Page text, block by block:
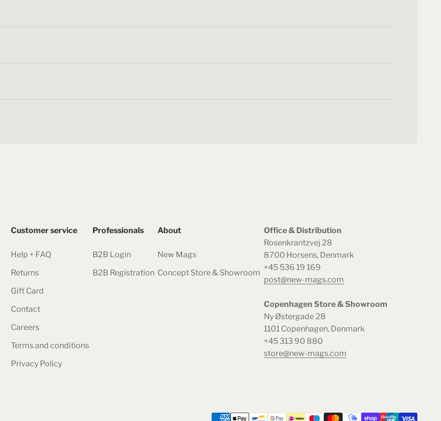
Customer service
Help + FAQ
Returns
Gift Card
Contact
Careers
Terms and conditions
Privacy Policy
Professionals
B2B Login
B2B Registration
About
New Mags
Concept Store & Showroom
Office & Distribution
Rosenkrantzvej 28
8700 Horsens, Denmark
+45 536 19 169
post@new-mags.com
Copenhagen Store & Showroom
Ny Østergade 28
1101 Copenhagen, Denmark
+45 313 90 880
store@new-mags.com